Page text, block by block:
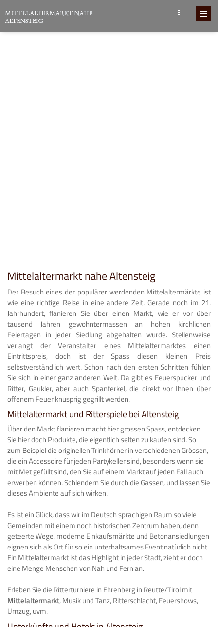
Mittelaltermarkt nahe Altensteig
Der Besuch eines der populärer werdenden Mittelaltermärkte ist
wie eine richtige Reise in eine andere Zeit. Gerade noch im 21.
Jahrhundert, flanieren Sie über einen Markt, wie er vor über
tausend Jahren gewohntermassen an hohen kirchlichen
Feiertagen in jeder Siedlung abgehalten wurde. Stellenweise
verlangt der Veranstalter eines Mittelaltermarktes einen
Eintrittspreis, doch ist der Spass diesen kleinen Preis
selbstverständlich wert. Schon nach den ersten Schritten fühlen
Sie sich in einer ganz anderen Welt. Da gibt es Feuerspucker und
Ritter, Gaukler, aber auch Spanferkel, die direkt vor Ihnen über
offenem Feuer knusprig gegrillt werden.
Mittelaltermarkt und Ritterspiele bei Altensteig
Über den Markt flanieren macht hier grossen Spass, entdecken
Sie hier doch Produkte, die eigentlich selten zu kaufen sind. So
zum Beispiel die originellen Trinkhörner in verschiedenen Grössen,
die ein Accessoire für jeden Partykeller sind, besonders wenn sie
mit Met gefüllt sind, den Sie auf einem Markt auf jeden Fall auch
erwerben können. Schlendern Sie durch die Gassen, und lassen Sie
dieses Ambiente auf sich wirken.
Es ist ein Glück, dass wir im Deutsch sprachigen Raum so viele
Gemeinden mit einem noch historischen Zentrum haben, denn
geteerte Wege, moderne Einkaufsmärkte und Betonansiedlungen
eignen sich als Ort für so ein unterhaltsames Event natürlich nicht.
Ein Mittelaltermarkt ist das Highlight in jeder Stadt, zieht er doch
eine Menge Menschen von Nah und Fern an.
Erleben Sie die Ritterturniere in Ehrenberg in Reutte/Tirol mit
Mittelaltermarkt, Musik und Tanz, Ritterschlacht, Feuershows,
Umzug, uvm.